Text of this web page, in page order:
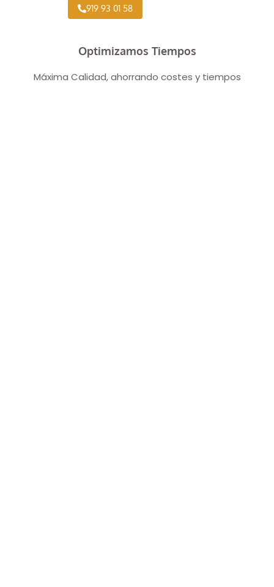
919 93 01 58
Optimizamos Tiempos
Máxima Calidad, ahorrando costes y tiempos